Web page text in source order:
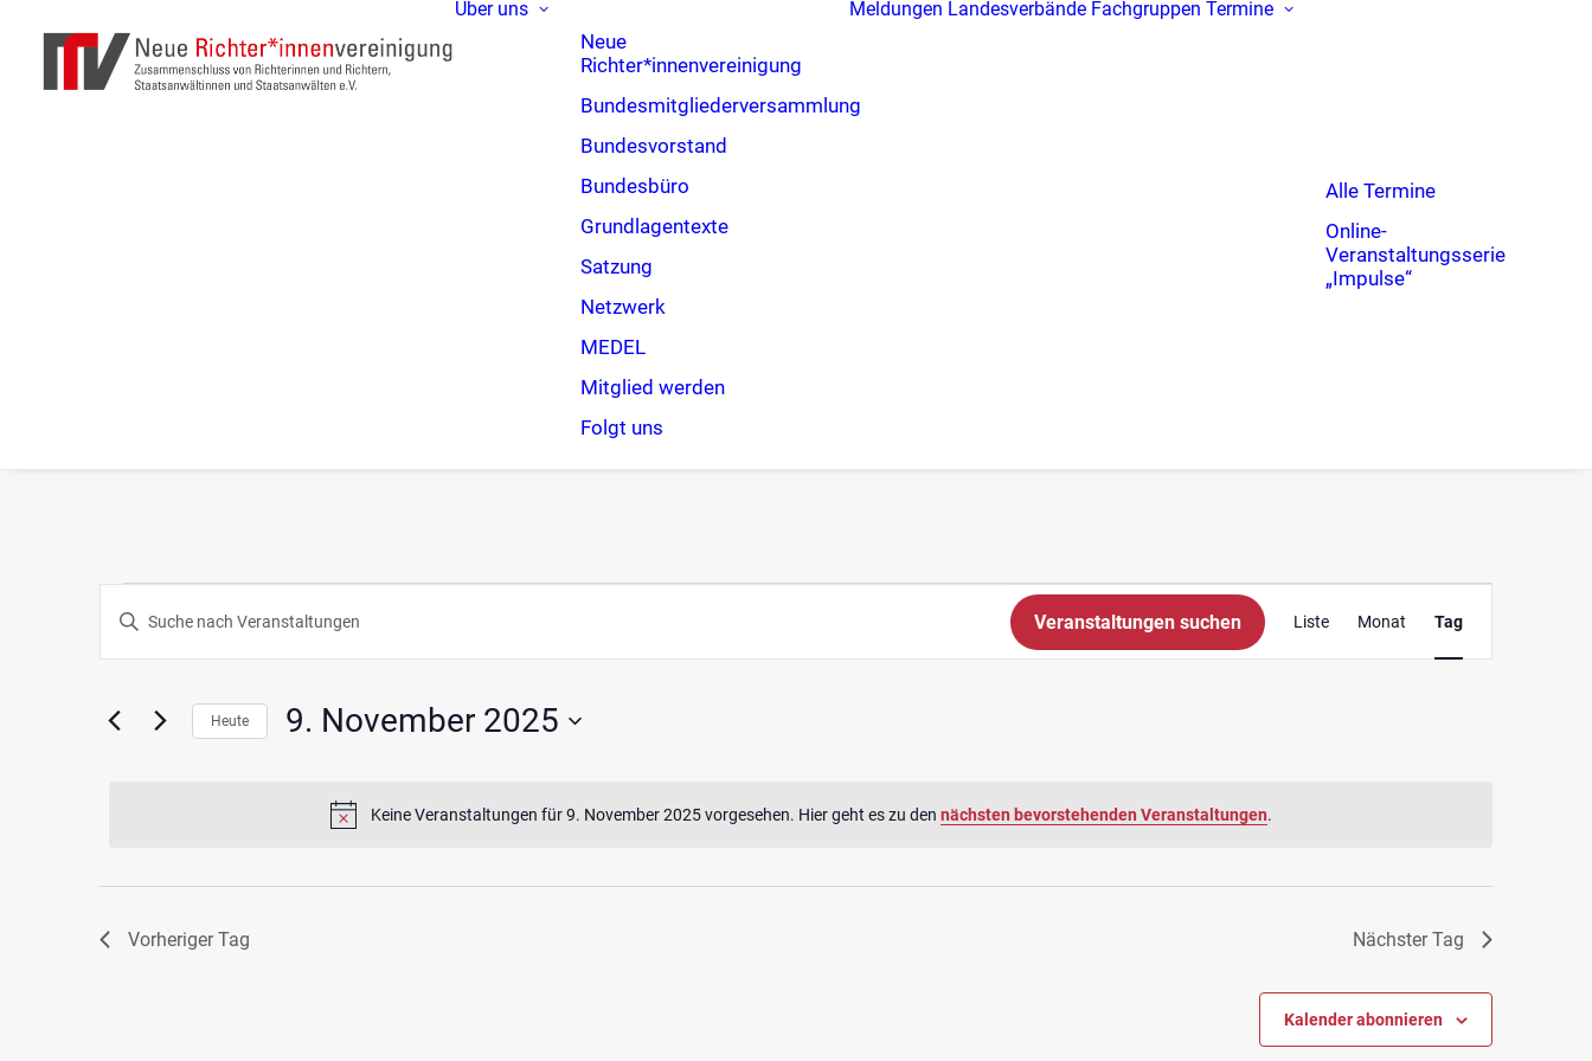
Über uns
Neue
Richter*innenvereinigung
Bundesmitgliederversammlung
Bundesvorstand
Bundesbüro
Grundlagentexte
Satzung
Netzwerk
MEDEL
Mitglied werden
Folgt uns
Meldungen Landesverbände Fachgruppen Termine
Alle Termine
Online-
Veranstaltungsserie
„Impulse“
Veranstaltungen
für
9.
November
2025
Hinweis
Keine Veranstaltungen für 9. November 2025 vorgesehen. Hier geht es zu den nächsten bevorstehenden Veranstaltungen.
Veranstaltungen
Such-
Ansichtennavigation
Geben
Schlüsselwort.
Veranstaltungen suchen
Ansichten-
Navigation
Liste Monat Tag
Heute 9. November 2025
Vorheriger Tag Nächster Tag
Kalender abonnieren